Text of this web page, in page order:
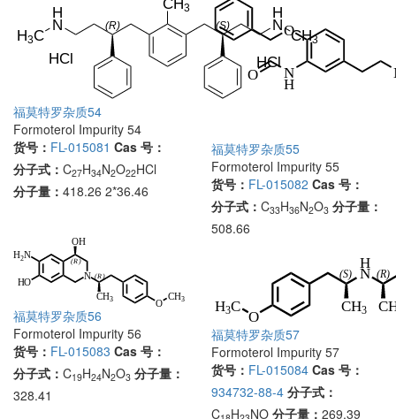
福莫特罗杂质54
Formoterol Impurity 54
货号： FL-015081 Cas 号：
分子式： C27H34N2O22HCl
分子量： 418.26 2*36.46
福莫特罗杂质55
Formoterol Impurity 55
货号： FL-015082 Cas 号：
分子式： C33H36N2O3 分子量：
508.66
福莫特罗杂质56
Formoterol Impurity 56
货号： FL-015083 Cas 号：
分子式： C19H24N2O3 分子量：
328.41
福莫特罗杂质57
Formoterol Impurity 57
货号： FL-015084 Cas 号：
934732-88-4 分子式：
C
H NO 分子量： 269.39